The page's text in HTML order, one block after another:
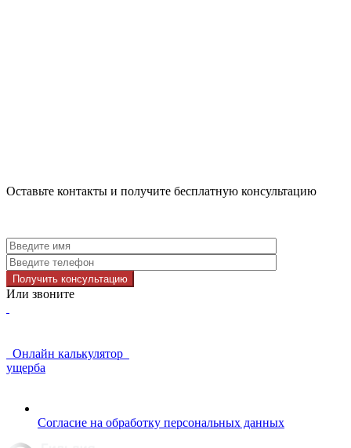
Оставьте контакты и получите бесплатную консультацию
Получить консультацию
Или звоните
Онлайн калькулятор
ущерба
Согласие на обработку персональных данных